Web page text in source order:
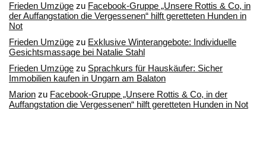
Frieden Umzüge zu Facebook-Gruppe „Unsere Rottis & Co, in
der Auffangstation die Vergessenen“ hilft geretteten Hunden in
Not
Frieden Umzüge zu Exklusive Winterangebote: Individuelle
Gesichtsmassage bei Natalie Stahl
Frieden Umzüge zu Sprachkurs für Hauskäufer: Sicher
Immobilien kaufen in Ungarn am Balaton
Marion zu Facebook-Gruppe „Unsere Rottis & Co, in der
Auffangstation die Vergessenen“ hilft geretteten Hunden in Not